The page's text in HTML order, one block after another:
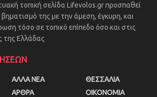
τοπική σελίδα Lifevolos.gr προσπαθεί
βηματισμό της με την άμεση, έγκυρη, και
τόσο σε τοπικό επίπεδο όσο και στις
της Ελλάδας
ΑΛΛΑ ΝΕΑ
ΑΡΘΡΑ
ΘΕΣΣΑΛΙΑ
ΟΙΚΟΝΟΜΙΑ